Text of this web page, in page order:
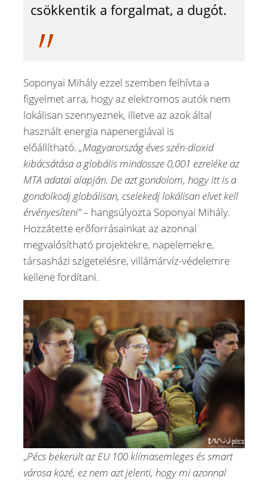
csökkentik a forgalmat, a dugót.
Soponyai Mihály ezzel szemben felhívta a
figyelmet arra, hogy az elektromos autók nem
lokálisan szennyeznek, illetve az azok által
használt energia napenergiával is
előállítható. „Magyarország éves szén-dioxid
kibácsátása a globális mindössze 0,001 ezreléke az
MTA adatai alapján. De azt gondolom, hogy itt is a
gondolkodj globálisan, cselekedj lokálisan elvet kell
érvényesíteni”– hangsúlyozta Soponyai Mihály.
Hozzátette erőforrásainkat az azonnal
megvalósítható projektekre, napelemekre,
társasházi szigetelésre, villámárvíz-védelemre
kellene fordítani.
„Pécs bekerült az EU 100 klímasemleges és smart
városa közé, ez nem azt jelenti, hogy mi azonnal